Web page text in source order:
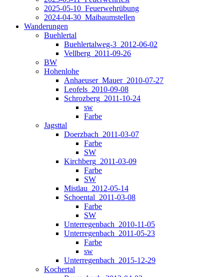
2025-05-10_Feuerwehrübung
2024-04-30_Maibaumstellen
Wanderungen
Buehlertal
Buehlertalweg-3_2012-06-02
Vellberg_2011-09-26
BW
Hohenlohe
Anhaeuser_Mauer_2010-07-27
Leofels_2010-09-08
Schrozberg_2011-10-24
sw
Farbe
Jagsttal
Doerzbach_2011-03-07
Farbe
SW
Kirchberg_2011-03-09
Farbe
SW
Mistlau_2012-05-14
Schoental_2011-03-08
Farbe
SW
Unterregenbach_2010-11-05
Unterregenbach_2011-05-23
Farbe
sw
Unterregenbach_2015-12-29
Kochertal